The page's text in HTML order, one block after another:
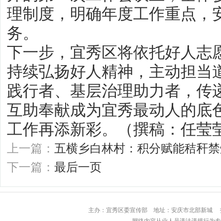
理制度，明确年度工作重点，
务。
下一步，宜秀区将依托好人志
持续弘扬好人精神，主动担当
践行者、基层治理助力者，传
互助奉献成为宜秀最动人的底
工作再添新彩。（撰稿：任莹
上一篇： 五横乡白林村：积分赋能秸秆
下一篇： 最后一页
主办：宜秀区委宣传部 地址：安庆市北